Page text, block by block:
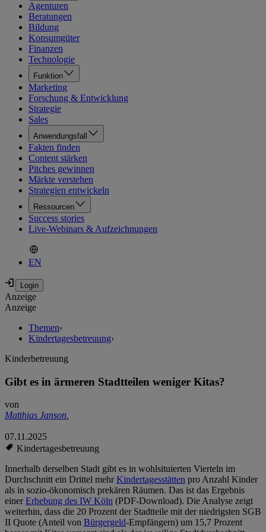
Agenturen
Beratungen
Bildung
Konsumgüter
Finanzen
Technologie
Funktion
Marketing
Forschung & Entwicklung
Strategie
Sales
Anwendungsfall
Fakten finden
Content stärken
Pitches gewinnen
Märkte verstehen
Strategien entwickeln
Ressourcen
Success stories
Live-Webinars & Aufzeichnungen
EN
Anzeige
Anzeige
Themen›
Kindertagesbetreuung›
Kinderbetreuung
Gibt es in ärmeren Stadtteilen weniger Kitas?
von
Matthias Janson,
07.11.2025
Kindertagesbetreuung
Innerhalb derselben Stadt gibt es in wohlsituierten Vierteln im
Durchschnitt ein Drittel mehrKindertagesstätten pro Anzahl Kinder
als in sozio-ökonomisch prekären Räumen. Das ist das Ergebnis
einerErhebung des IW Köln (PDF-Download). Die Analyse zeigt
weiterhin, dass die 20 Prozent der Stadtteile mit der niedrigsten SGB
II Quote (Anteil von Bürgergeld-Empfängern) um 15,7 Prozent